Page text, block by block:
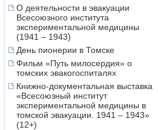
О деятельности в эвакуации
Всесоюзного института
экспериментальной медицины
(1941 – 1943)
День пионерии в Томске
Фильм «Путь милосердия» о
томских эвакогоспиталях
Книжно-документальная выставка
«Всесоюзный институт
экспериментальной медицины в
томской эвакуации. 1941 – 1943»
(12+)